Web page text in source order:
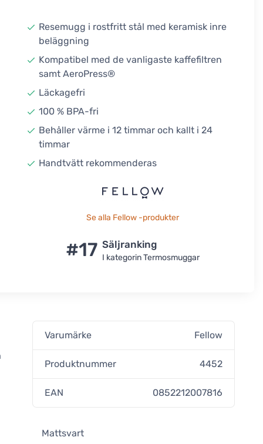
Resemugg i rostfritt stål med keramisk inre
beläggning
Kompatibel med de vanligaste kaffefiltren
samt AeroPress®
Läckagefri
100 % BPA-fri
Behåller värme i 12 timmar och kallt i 24
timmar
Handtvätt rekommenderas
Se alla Fellow -produkter
#17 Säljranking
I kategorin Termosmuggar
Varumärke Fellow
Produktnummer 4452
EAN 0852212007816
Mattsvart